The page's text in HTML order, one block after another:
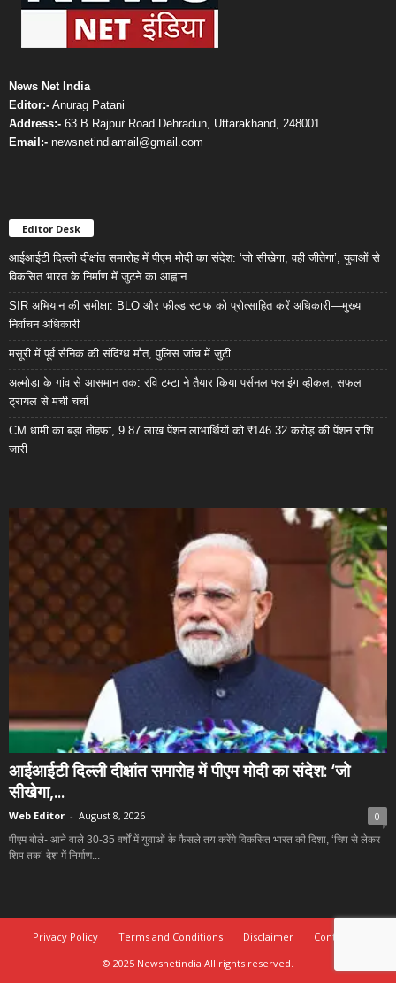
News Net India
Editor:- Anurag Patani
Address:- 63 B Rajpur Road Dehradun, Uttarakhand, 248001
Email:- newsnetindiamail@gmail.com
Editor Desk
आईआईटी दिल्ली दीक्षांत समारोह में पीएम मोदी का संदेश: ‘जो सीखेगा, वही जीतेगा’, युवाओं से
विकसित भारत के निर्माण में जुटने का आह्वान
SIR अभियान की समीक्षा: BLO और फील्ड स्टाफ को प्रोत्साहित करें अधिकारी—मुख्य
निर्वाचन अधिकारी
मसूरी में पूर्व सैनिक की संदिग्ध मौत, पुलिस जांच में जुटी
अल्मोड़ा के गांव से आसमान तक: रवि टम्टा ने तैयार किया पर्सनल फ्लाइंग व्हीकल, सफल
ट्रायल से मची चर्चा
CM धामी का बड़ा तोहफा, 9.87 लाख पेंशन लाभार्थियों को ₹146.32 करोड़ की पेंशन राशि
जारी
आईआईटी दिल्ली दीक्षांत समारोह में पीएम मोदी का संदेश: ‘जो
सीखेगा,...
Web Editor - August 8, 2026 0
पीएम बोले- आने वाले 30-35 वर्षों में युवाओं के फैसले तय करेंगे विकसित भारत की दिशा, ‘चिप से लेकर
शिप तक’ देश में निर्माण...
Privacy Policy Terms and Conditions Disclaimer
Contact Us
© 2025 Newsnetindia All rights reserved.